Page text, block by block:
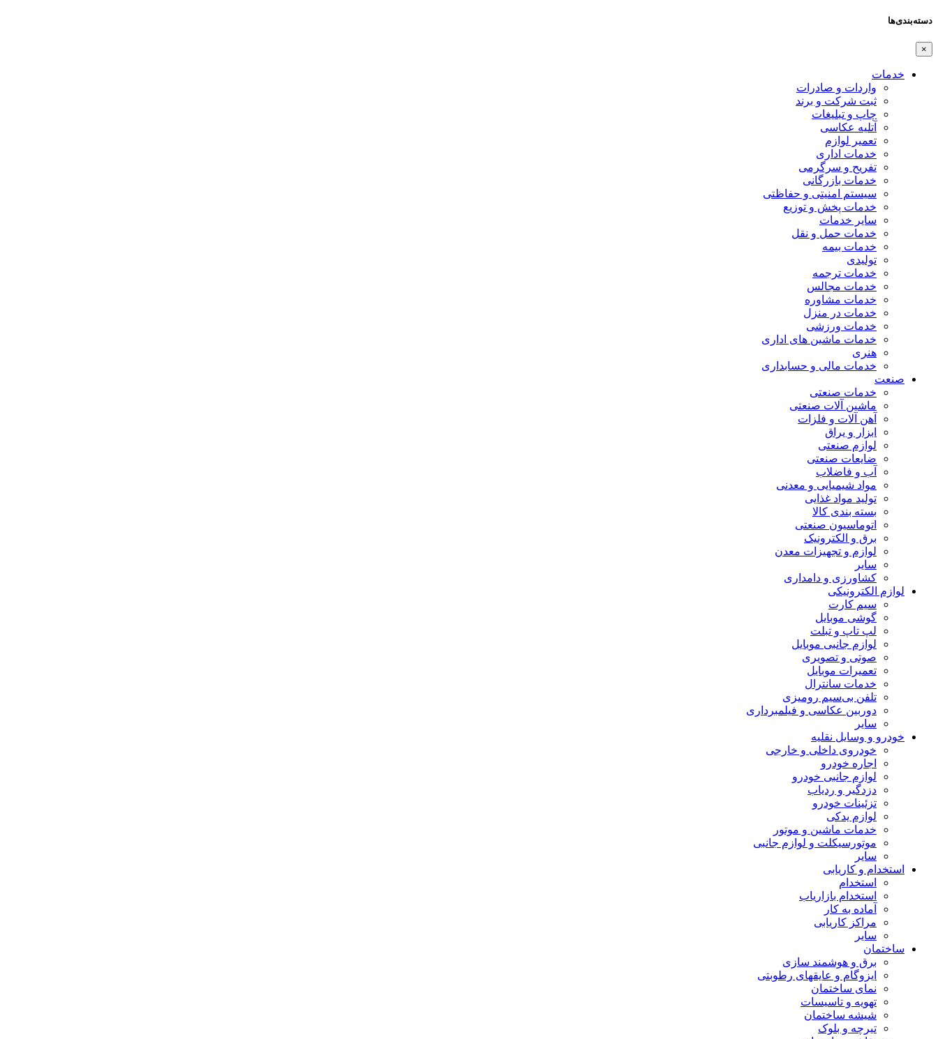
دسته‌بندی‌ها
×
خدمات
واردات و صادرات
ثبت شرکت و برند
چاپ و تبلیغات
آتلیه عکاسی
تعمیر لوازم
خدمات اداری
تفریح و سرگرمی
خدمات بازرگانی
سیستم امنیتی و حفاظتی
خدمات پخش و توزیع
سایر خدمات
خدمات حمل و نقل
خدمات بیمه
تولیدی
خدمات ترجمه
خدمات مجالس
خدمات مشاوره
خدمات در منزل
خدمات ورزشی
خدمات ماشین های اداری
هنری
خدمات مالی و حسابداری
صنعت
خدمات صنعتی
ماشین آلات صنعتی
آهن آلات و فلزات
ابزار و یراق
لوازم صنعتی
ضایعات صنعتی
آب و فاضلاب
مواد شیمیایی و معدنی
تولید مواد غذایی
بسته بندی کالا
اتوماسیون صنعتی
برق و الکترونیک
لوازم و تجهیزات معدن
سایر
کشاورزی و دامداری
لوازم الکترونیکی
سیم کارت
گوشی موبایل
لپ تاپ و تبلت
لوازم جانبی موبایل
صوتی و تصویری
تعمیرات موبایل
خدمات سانترال
تلفن بی‌سیم رومیزی
دوربین عکاسی و فیلمبرداری
سایر
خودرو و وسایل نقلیه
خودروی داخلی و خارجی
اجاره خودرو
لوازم جانبی خودرو
دزدگیر و ردیاب
تزئینات خودرو
لوازم یدکی
خدمات ماشین و موتور
موتورسیکلت و لوازم جانبی
سایر
استخدام و کاریابی
استخدام
استخدام بازاریاب
آماده به کار
مراکز کاریابی
سایر
ساختمان
برق و هوشمند سازی
ایزوگام و عایقهای رطوبتی
نمای ساختمان
تهویه و تاسیسات
شیشه ساختمان
تیرچه و بلوک